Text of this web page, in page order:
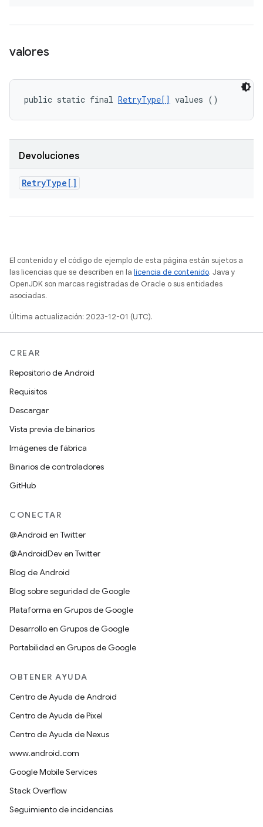
valores
public static final RetryType[] values ()
Devoluciones
RetryType[]
El contenido y el código de ejemplo de esta página están sujetos a
las licencias que se describen en la licencia de contenido. Java y
OpenJDK son marcas registradas de Oracle o sus entidades
asociadas.
Última actualización: 2023-12-01 (UTC).
CREAR
Repositorio de Android
Requisitos
Descargar
Vista previa de binarios
Imágenes de fábrica
Binarios de controladores
GitHub
CONECTAR
@Android en Twitter
@AndroidDev en Twitter
Blog de Android
Blog sobre seguridad de Google
Plataforma en Grupos de Google
Desarrollo en Grupos de Google
Portabilidad en Grupos de Google
OBTENER AYUDA
Centro de Ayuda de Android
Centro de Ayuda de Pixel
Centro de Ayuda de Nexus
www.android.com
Google Mobile Services
Stack Overflow
Seguimiento de incidencias